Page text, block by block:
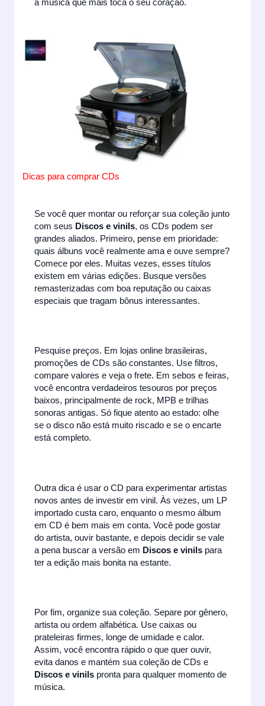
a música que mais toca o seu coração.
Dicas para comprar CDs
Se você quer montar ou reforçar sua coleção junto
com seus Discos e vinils, os CDs podem ser
grandes aliados. Primeiro, pense em prioridade:
quais álbuns você realmente ama e ouve sempre?
Comece por eles. Muitas vezes, esses títulos
existem em várias edições. Busque versões
remasterizadas com boa reputação ou caixas
especiais que tragam bônus interessantes.
Pesquise preços. Em lojas online brasileiras,
promoções de CDs são constantes. Use filtros,
compare valores e veja o frete. Em sebos e feiras,
você encontra verdadeiros tesouros por preços
baixos, principalmente de rock, MPB e trilhas
sonoras antigas. Só fique atento ao estado: olhe
se o disco não está muito riscado e se o encarte
está completo.
Outra dica é usar o CD para experimentar artistas
novos antes de investir em vinil. Às vezes, um LP
importado custa caro, enquanto o mesmo álbum
em CD é bem mais em conta. Você pode gostar
do artista, ouvir bastante, e depois decidir se vale
a pena buscar a versão em Discos e vinils para
ter a edição mais bonita na estante.
Por fim, organize sua coleção. Separe por gênero,
artista ou ordem alfabética. Use caixas ou
prateleiras firmes, longe de umidade e calor.
Assim, você encontra rápido o que quer ouvir,
evita danos e mantém sua coleção de CDs e
Discos e vinils pronta para qualquer momento de
música.